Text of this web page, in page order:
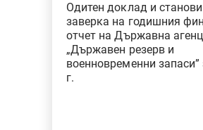
Одитен доклад и
заверка на годишния
отчет на Държавна
„Държавен резерв и
военновременни запаси”
г.